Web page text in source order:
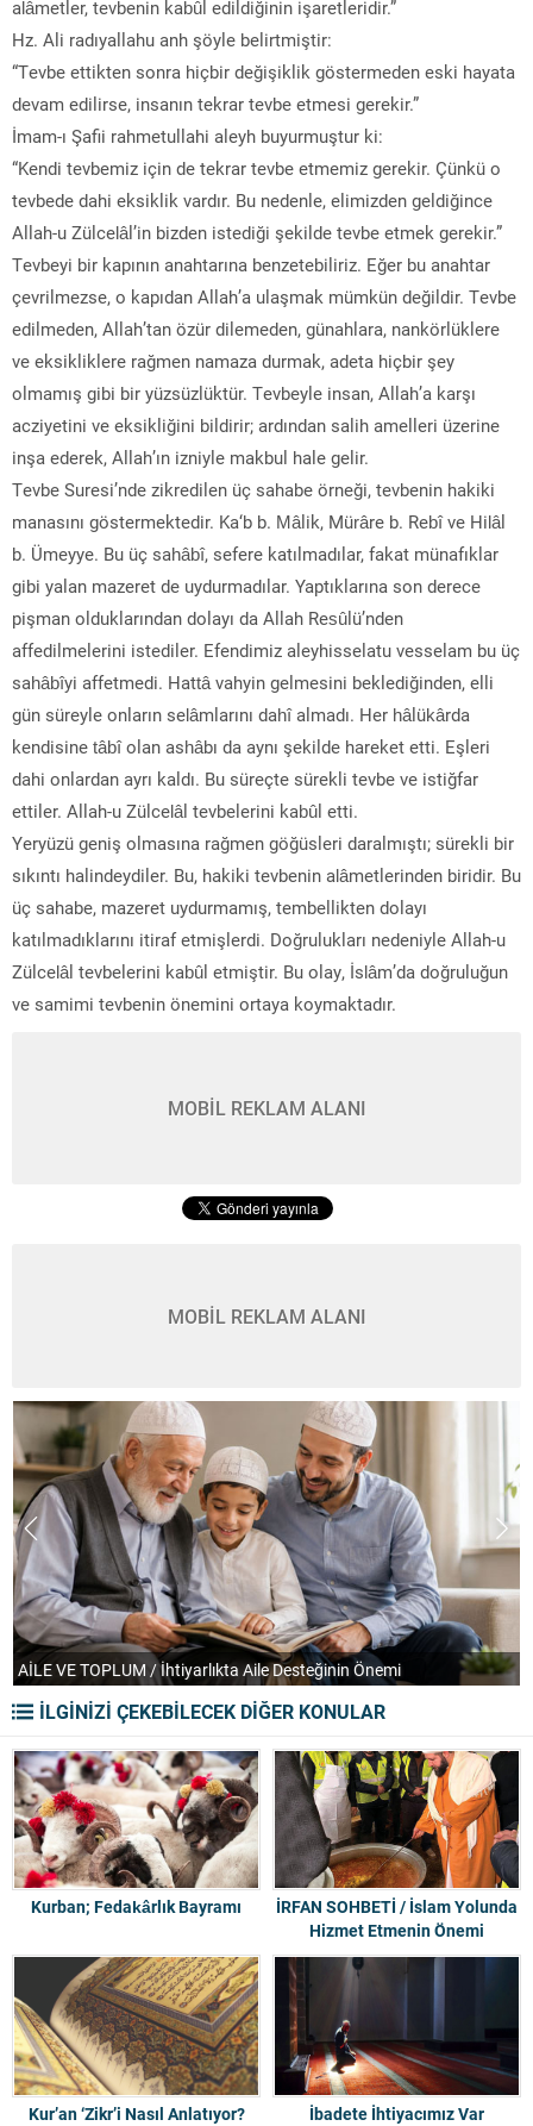
alâmetler, tevbenin kabûl edildiğinin işaretleridir.”
Hz. Ali radıyallahu anh şöyle belirtmiştir:
“Tevbe ettikten sonra hiçbir değişiklik göstermeden eski hayata
devam edilirse, insanın tekrar tevbe etmesi gerekir.”
İmam-ı Şafii rahmetullahi aleyh buyurmuştur ki:
“Kendi tevbemiz için de tekrar tevbe etmemiz gerekir. Çünkü o
tevbede dahi eksiklik vardır. Bu nedenle, elimizden geldiğince
Allah-u Zülcelâl’in bizden istediği şekilde tevbe etmek gerekir.”
Tevbeyi bir kapının anahtarına benzetebiliriz. Eğer bu anahtar
çevrilmezse, o kapıdan Allah’a ulaşmak mümkün değildir. Tevbe
edilmeden, Allah’tan özür dilemeden, günahlara, nankörlüklere
ve eksikliklere rağmen namaza durmak, adeta hiçbir şey
olmamış gibi bir yüzsüzlüktür. Tevbeyle insan, Allah’a karşı
acziyetini ve eksikliğini bildirir; ardından salih amelleri üzerine
inşa ederek, Allah’ın izniyle makbul hale gelir.
Tevbe Suresi’nde zikredilen üç sahabe örneği, tevbenin hakiki
manasını göstermektedir. Ka‘b b. Mâlik, Mürâre b. Rebî ve Hilâl
b. Ümeyye. Bu üç sahâbî, sefere katılmadılar, fakat münafıklar
gibi yalan mazeret de uydurmadılar. Yaptıklarına son derece
pişman olduklarından dolayı da Allah Resûlü’nden
affedilmelerini istediler. Efendimiz aleyhisselatu vesselam bu üç
sahâbîyi affetmedi. Hattâ vahyin gelmesini beklediğinden, elli
gün süreyle onların selâmlarını dahî almadı. Her hâlükârda
kendisine tâbî olan ashâbı da aynı şekilde hareket etti. Eşleri
dahi onlardan ayrı kaldı. Bu süreçte sürekli tevbe ve istiğfar
ettiler. Allah-u Zülcelâl tevbelerini kabûl etti.
Yeryüzü geniş olmasına rağmen göğüsleri daralmıştı; sürekli bir
sıkıntı halindeydiler. Bu, hakiki tevbenin alâmetlerinden biridir. Bu
üç sahabe, mazeret uydurmamış, tembellikten dolayı
katılmadıklarını itiraf etmişlerdi. Doğrulukları nedeniyle Allah-u
Zülcelâl tevbelerini kabûl etmiştir. Bu olay, İslâm’da doğruluğun
ve samimi tevbenin önemini ortaya koymaktadır.
MOBİL REKLAM ALANI
MOBİL REKLAM ALANI
AİLE VE TOPLUM / İhtiyarlıkta Aile Desteğinin Önemi
İLGİNİZİ ÇEKEBİLECEK DİĞER KONULAR
Kurban; Fedakârlık Bayramı
İRFAN SOHBETİ / İslam Yolunda
Hizmet Etmenin Önemi
Kur’an ‘Zikr’i Nasıl Anlatıyor? İbadete İhtiyacımız Var